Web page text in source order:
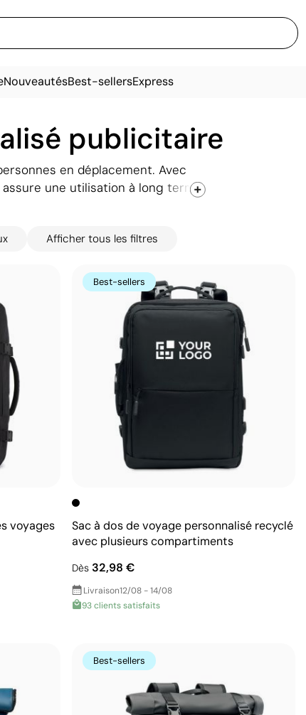
NouveautésBest-sellersExpress
publicitaire
en déplacement. Avec
assure une utilisation à long terme.
une gare ou tout autre lieu
Afficher tous les filtres
voyages
Best-sellers
Sac à dos de voyage personnalisé recyclé
avec plusieurs compartiments
Dès 32,98 €
Livraison12/08 - 14/08
93 clients satisfaits
Best-sellers